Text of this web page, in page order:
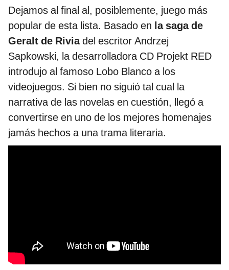
Dejamos al final al, posiblemente, juego más
popular de esta lista. Basado en la saga de
Geralt de Riviadel escritor Andrzej
Sapkowski, la desarrolladora CD Projekt RED
introdujo al famoso Lobo Blanco a los
videojuegos. Si bien no siguió tal cual la
narrativa de las novelas en cuestión, llegó a
convertirse en uno de los mejores homenajes
jamás hechos a una trama literaria.